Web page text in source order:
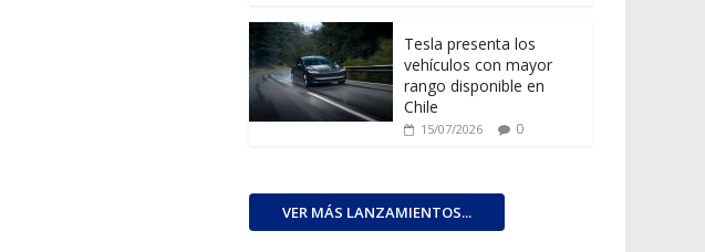
Tesla presenta los
vehículos con mayor
rango disponible en
Chile
15/07/2026 0
VER MÁS LANZAMIENTOS...